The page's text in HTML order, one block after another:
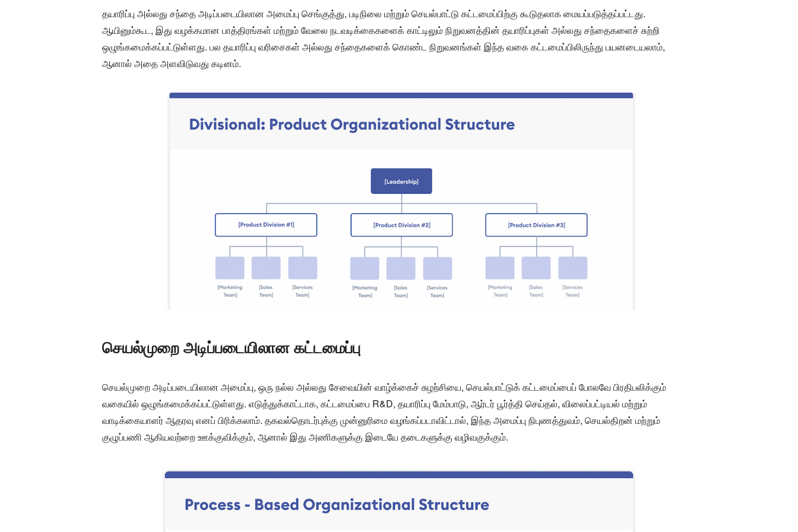
தயாரிப்பு அல்லது சந்தை அடிப்படையிலான அமைப்பு செங்குத்து, படிநிலை மற்றும் செயல்பாட்டு கட்டமைப்பிற்கு கூடுதலாக மையப்படுத்தப்பட்டது.
ஆயினும்கூட, இது வழக்கமான பாத்திரங்கள் மற்றும் வேலை நடவடிக்கைகளைக் காட்டிலும் நிறுவனத்தின் தயாரிப்புகள் அல்லது சந்தைகளைச் சுற்றி
ஒழுங்கமைக்கப்பட்டுள்ளது. பல தயாரிப்பு வரிசைகள் அல்லது சந்தைகளைக் கொண்ட நிறுவனங்கள் இந்த வகை கட்டமைப்பிலிருந்து பயனடையலாம்,
ஆனால் அதை அளவிடுவது கடினம்.
செயல்முறை அடிப்படையிலான கட்டமைப்பு
செயல்முறை அடிப்படையிலான அமைப்பு, ஒரு நல்ல அல்லது சேவையின் வாழ்க்கைச் சுழற்சியை, செயல்பாட்டுக் கட்டமைப்பைப் போலவே பிரதிபலிக்கும்
வகையில் ஒழுங்கமைக்கப்பட்டுள்ளது. எடுத்துக்காட்டாக, கட்டமைப்பை R&D, தயாரிப்பு மேம்பாடு, ஆர்டர் பூர்த்தி செய்தல், விலைப்பட்டியல் மற்றும்
வாடிக்கையாளர் ஆதரவு எனப் பிரிக்கலாம். தகவல்தொடர்புக்கு முன்னுரிமை வழங்கப்படாவிட்டால், இந்த அமைப்பு நிபுணத்துவம், செயல்திறன் மற்றும்
குழுப்பணி ஆகியவற்றை ஊக்குவிக்கும், ஆனால் இது அணிகளுக்கு இடையே தடைகளுக்கு வழிவகுக்கும்.